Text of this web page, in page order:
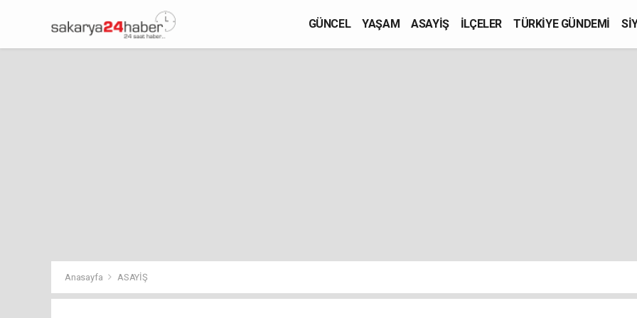
GÜNCEL YAŞAM ASAYİŞ İLÇELER TÜRKİYE GÜNDEMİ
Anasayfa ASAYİŞ